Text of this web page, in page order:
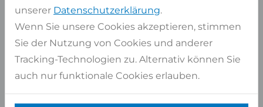
unserer Datenschutzerklärung.
Wenn Sie unsere Cookies akzeptieren, stimmen
Sie der Nutzung von Cookies und anderer
Tracking-Technologien zu. Alternativ können Sie
auch nur funktionale Cookies erlauben.